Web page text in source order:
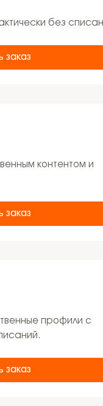
без
заказ
контентом и
заказ
профили с
заказ